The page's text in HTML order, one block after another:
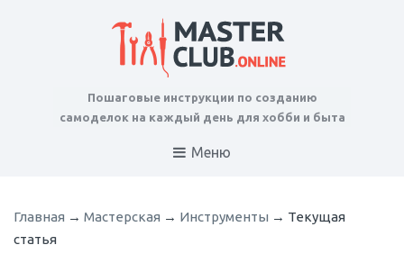
Пошаговые инструкции по созданию
самоделок на каждый день для хобби и быта
Меню
Главная → Мастерская → Инструменты → Текущая
статья